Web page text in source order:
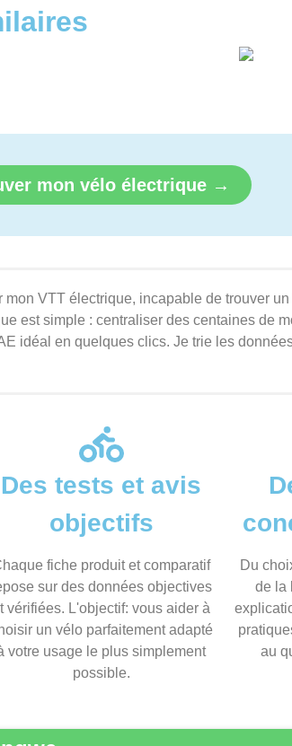
mon vélo électrique →
VTT électrique, incapable de trouver
est simple : centraliser des centaines de
idéal en quelques clics. Je trie les
Des tests et avis
objectifs
fiche produit et comparatif
sur des données objectives
vérifiées. L'objectif: vous aider à
un vélo parfaitement adapté
votre usage le plus simplement
possible.
Du
de la
au